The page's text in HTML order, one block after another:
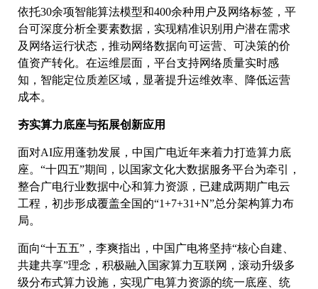
依托30余项智能算法模型和400余种用户及网络标签，平
台可深度分析全要素数据，实现精准识别用户潜在需求
及网络运行状态，推动网络数据向可运营、可决策的价
值资产转化。在运维层面，平台支持网络质量实时感
知，智能定位质差区域，显著提升运维效率、降低运营
成本。
夯实算力底座与拓展创新应用
面对AI应用蓬勃发展，中国广电近年来着力打造算力底
座。“十四五”期间，以国家文化大数据服务平台为牵引，
整合广电行业数据中心和算力资源，已建成两期广电云
工程，初步形成覆盖全国的“1+7+31+N”总分架构算力布
局。
面向“十五五”，李爽指出，中国广电将坚持“核心自建、
共建共享”理念，积极融入国家算力互联网，滚动升级多
级分布式算力设施，实现广电算力资源的统一底座、统